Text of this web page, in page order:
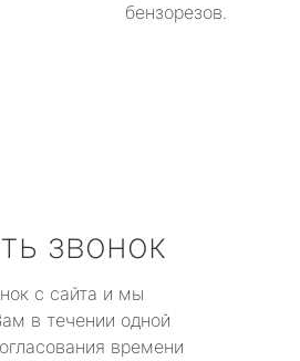
бензорезов.
звонок
с сайта и мы
в течении одной
времени